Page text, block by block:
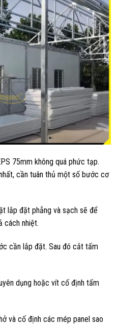
75mm không quá phức tạp.
cần tuân thủ một số bước cơ
lắp đặt phẳng và sạch sẽ để
cách nhiệt.
cần lắp đặt. Sau đó cắt tấm
dụng hoặc vít cố định tấm
và cố định các mép panel sao